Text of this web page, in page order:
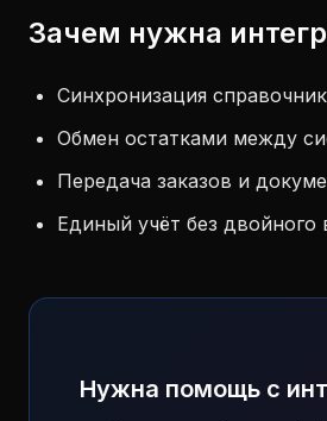
Зачем нужна
Синхронизация
Обмен остатками между
Передача заказов и
Единый учёт без двойного
Нужна помощь с